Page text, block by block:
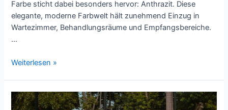
Farbe sticht dabei besonders hervor: Anthrazit. Diese
elegante, moderne Farbwelt hält zunehmend Einzug in
Wartezimmer, Behandlungsräume und Empfangsbereiche.
…
Designtrends
Der
Weiterlesen »